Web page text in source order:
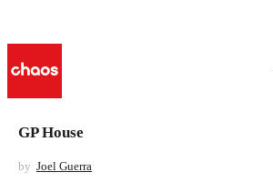
GP House
by Joel Guerra